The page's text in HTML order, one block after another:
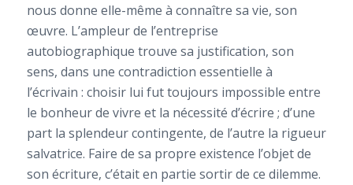
nous donne elle-même à connaître sa vie, son
œuvre. L’ampleur de l’entreprise
autobiographique trouve sa justification, son
sens, dans une contradiction essentielle à
l’écrivain : choisir lui fut toujours impossible entre
le bonheur de vivre et la nécessité d’écrire ; d’une
part la splendeur contingente, de l’autre la rigueur
salvatrice. Faire de sa propre existence l’objet de
son écriture, c’était en partie sortir de ce dilemme.